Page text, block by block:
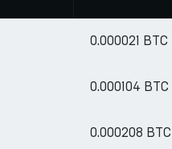
0.000021 BTC
0.000104 BTC
0.000208 BTC